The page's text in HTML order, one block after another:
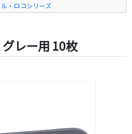
・ロコシリーズ
レー用 10枚